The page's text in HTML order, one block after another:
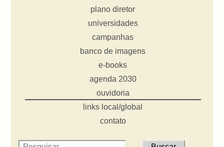
plano diretor
universidades
campanhas
banco de imagens
e-books
agenda 2030
ouvidoria
links local/global
contato